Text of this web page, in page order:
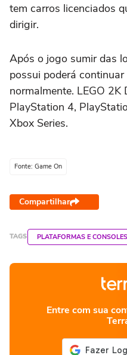
tem carros licenciados
dirigir.
Após o jogo sumir das
possui poderá
normalmente. LEGO 2K
PlayStation 4,
Xbox Series.
Fonte: Game On
Compartilhar
TAGS PLATAFORMAS E CONSOLES
Entre com sua